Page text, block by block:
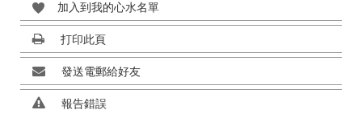
加入到我的心水名單
打印此頁
發送電郵給好友
報告錯誤